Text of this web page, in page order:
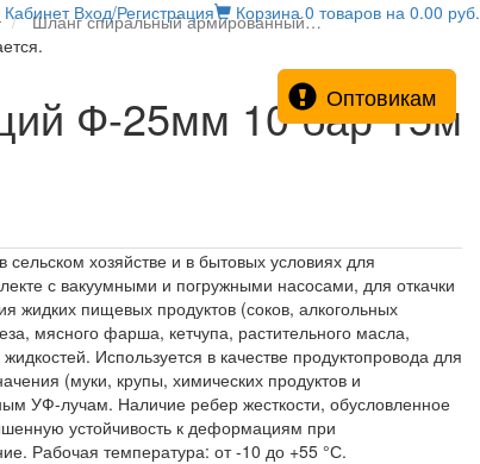
Кабинет Вход/Регистрация Корзина 0 товаров на 0.00 руб.
Шланг спиральный армированный…
Оптовикам
Ф-25мм 10 бар 15м
хозяйстве и в бытовых условиях для
с вакуумными и погружными насосами, для откачки
жидких пищевых продуктов (соков, алкогольных
мясного фарша, кетчупа, растительного масла,
Используется в качестве продуктопровода для
(муки, крупы, химических продуктов и
УФ-лучам. Наличие ребер жесткости, обусловленное
устойчивость к деформациям при
Рабочая температура: от -10 до +55 °С.